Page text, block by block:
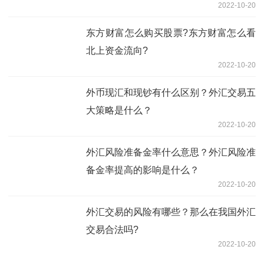
2022-10-20
东方财富怎么购买股票?东方财富怎么看
北上资金流向?
2022-10-20
外币现汇和现钞有什么区别？外汇交易五
大策略是什么？
2022-10-20
外汇风险准备金率什么意思？外汇风险准
备金率提高的影响是什么？
2022-10-20
外汇交易的风险有哪些？那么在我国外汇
交易合法吗?
2022-10-20